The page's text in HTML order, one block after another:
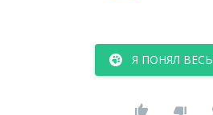
Я ПОНЯЛ